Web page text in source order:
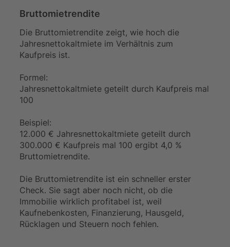
Bruttomietrendite
Die Bruttomietrendite zeigt, wie hoch die
Jahresnettokaltmiete im Verhältnis zum
Kaufpreis ist.
Formel:
Jahresnettokaltmiete geteilt durch Kaufpreis mal
100
Beispiel:
12.000 € Jahresnettokaltmiete geteilt durch
300.000 € Kaufpreis mal 100 ergibt 4,0 %
Bruttomietrendite.
Die Bruttomietrendite ist ein schneller erster
Check. Sie sagt aber noch nicht, ob die
Immobilie wirklich profitabel ist, weil
Kaufnebenkosten, Finanzierung, Hausgeld,
Rücklagen und Steuern noch fehlen.